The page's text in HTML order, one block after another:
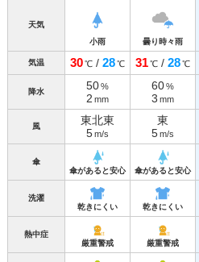
天気
小雨
曇り時々雨
気温 30℃/ 28℃ 31℃/ 28℃
降水 50%
2 mm
60%
3 mm
風
東北東
5m/s
東
5m/s
傘
傘があると安心
傘があると安心
洗濯
乾きにくい
乾きにくい
熱中症
厳重警戒
厳重警戒